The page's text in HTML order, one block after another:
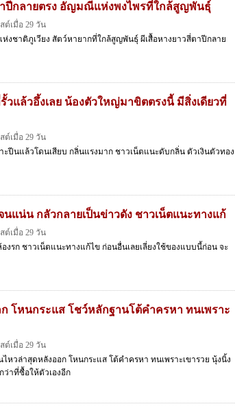
าปีกลายตรง อัญมณีแห่งพงไพรที่ใกล้สูญพันธุ์
ต์เมื่อ 29 วัน
งชาติภูเวียง สัตว์หายากที่ใกล้สูญพันธุ์ ผีเสื้อหางยาวสี่ตาปีกลาย
แล้วอึ้งเลย น้องตัวใหญ่มาขิตตรงนี้ มีสิ่งเดียวที่
ต์เมื่อ 29 วัน
ะปีนแล้วโดนเสียบ กลิ่นแรงมาก ชาวเน็ตแนะดับกลิ่น ตัวเงินตัวทอง
นแน่น กลัวกลายเป็นข่าวดัง ชาวเน็ตแนะทางแก้
ต์เมื่อ 29 วัน
งรก ชาวเน็ตแนะทางแก้ไข ก่อนอื่นเลยเลี่ยงใช้ของแบบนี้ก่อน จะ
โหนกระแส โชว์หลักฐานโต้คำครหา ทนเพราะ
ต์เมื่อ 29 วัน
หวล่าสุดหลังออก โหนกระแส โต้คำครหา ทนเพราะเขารวย นุ้งนิ้ง
ว่าที่ซื้อให้ตัวเองอีก